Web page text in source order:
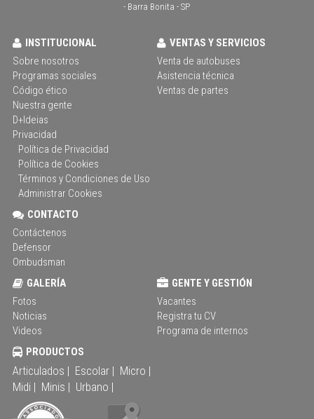
- Barra Bonita - SP
INSTITUCIONAL
Sobre nosotros
Programas sociales
Código ético
Nuestra gente
D+Ideias
Privacidad
Política de Privacidad
Política de Cookies
Términos y Condiciones de Uso
Administrar Cookies
VENTAS Y SERVICIOS
Venta de autobuses
Asistencia técnica
Ventas de partes
CONTACTO
Contáctenos
Defensor
Ombudsman
GALERÍA
Fotos
Noticias
Videos
GENTE Y GESTIÓN
Vacantes
Registra tu CV
Programa de internos
PRODUCTOS
Articulados | Escolar | Micro |
Midi | Minis | Urbano |